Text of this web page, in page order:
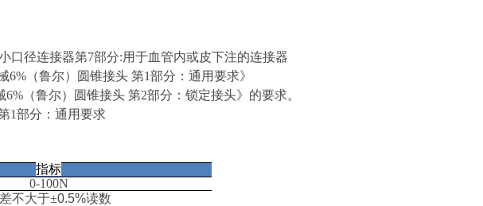
口径连接器第7部分:用于血管内或皮下注的连接器
（鲁尔）圆锥接头 第1部分：通用要求》
（鲁尔）圆锥接头 第2部分：锁定接头》的要求。
1部分：通用要求
指标
0-100N
不大于±0.5%读数